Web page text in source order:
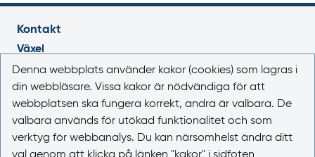
Kontakt
Växel
018-17 46 00
Vardagar 08.00-16.30
E-post
registrator@lakemedelsverket.se
Denna webbplats använder kakor (cookies) som lagras i
din webbläsare. Vissa kakor är nödvändiga för att
webbplatsen ska fungera korrekt, andra är valbara. De
valbara används för utökad funktionalitet och som
verktyg för webbanalys. Du kan närsomhelst ändra ditt